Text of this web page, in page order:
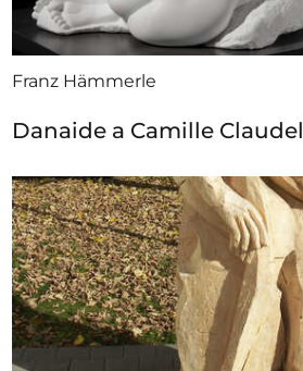
Franz Hämmerle
Danaide a Camille Claudel